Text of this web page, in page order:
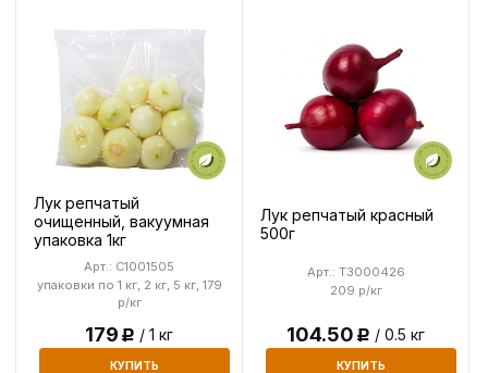
Лук репчатый
очищенный, вакуумная
упаковка 1кг
упаковки по 1 кг, 2 кг, 5 кг, 179
р/кг
Арт.: C1001505
179Р / 1 кг
КУПИТЬ
Лук репчатый красный
500г
209 р/кг
Арт.: T3000426
104.50Р / 0.5 кг
КУПИТЬ